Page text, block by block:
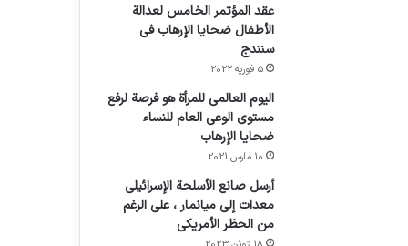
عقد المؤتمر الخامس لعدالة
الأطفال ضحايا الإرهاب في
سنندج
5 فوریه 2022
اليوم العالمي للمرأة هو فرصة لرفع
مستوى الوعي العام للنساء
ضحايا الإرهاب
10 مارس 2021
أرسل صانع الأسلحة الإسرائيلي
معدات إلى ميانمار ، على الرغم
من الحظر الأمريكي